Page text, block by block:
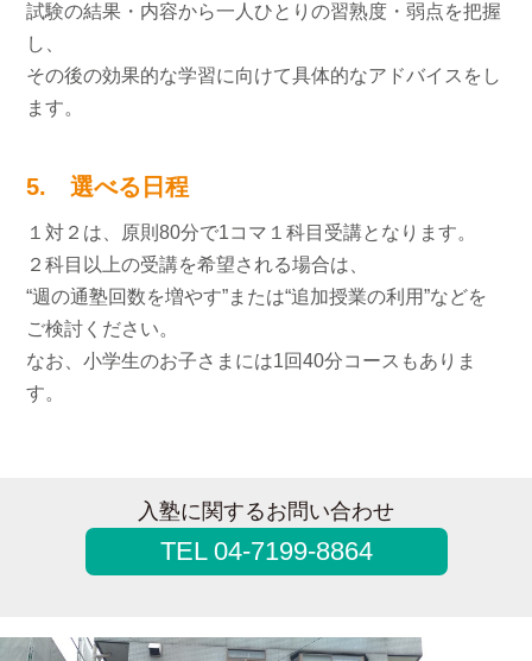
試験の結果・内容から一人ひとりの習熟度・弱点を把握
し、
その後の効果的な学習に向けて具体的なアドバイスをし
ます。
5. 選べる日程
１対２は、原則80分で1コマ１科目受講となります。
２科目以上の受講を希望される場合は、
“週の通塾回数を増やす”または“追加授業の利用”などを
ご検討ください。
なお、小学生のお子さまには1回40分コースもありま
す。
入塾に関するお問い合わせ
TEL 04-7199-8864